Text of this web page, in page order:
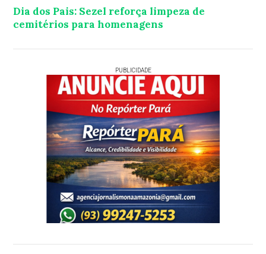
Dia dos Pais: Sezel reforça limpeza de
cemitérios para homenagens
PUBLICIDADE